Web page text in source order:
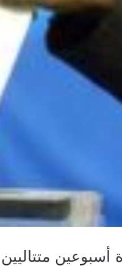
أسبوعين